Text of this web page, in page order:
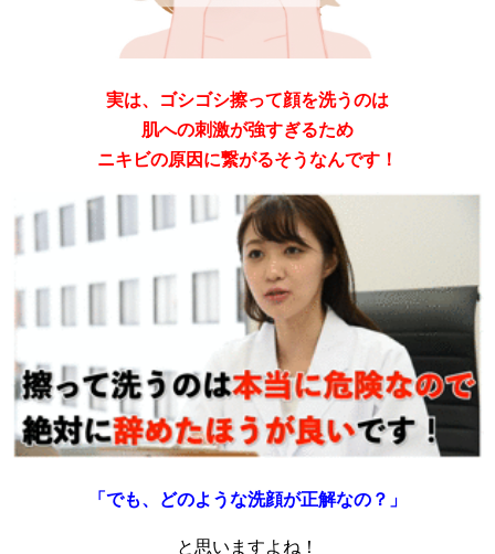
実は、ゴシゴシ擦って顔を洗うのは
肌への刺激が強すぎるため
ニキビの原因に繋がるそうなんです！
「でも、どのような洗顔が正解なの？」
と思いますよね！